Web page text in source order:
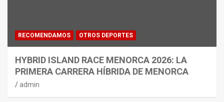
RECOMENDAMOS OTROS DEPORTES
HYBRID ISLAND RACE MENORCA 2026: LA
PRIMERA CARRERA HÍBRIDA DE MENORCA
admin